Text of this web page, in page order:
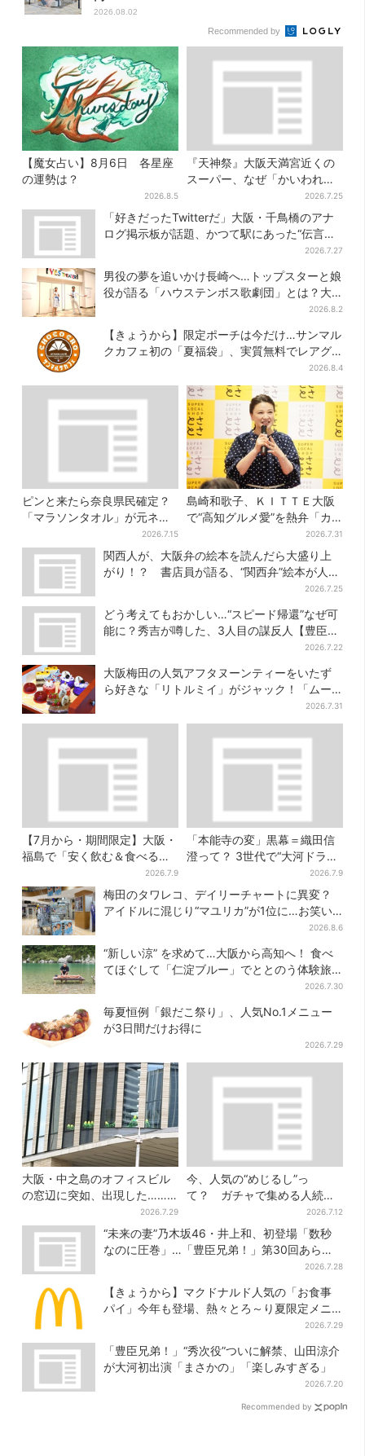
2026.08.02
Recommended by
【魔女占い】8月6日 各星座
の運勢は？
2026.8.5
『天神祭』大阪天満宮近くの
スーパー、なぜ「かいわれ」
が山積み？ 実は昔ながらの食
文化
2026.7.25
「好きだったTwitterだ」大阪・千鳥橋のアナ
ログ掲示板が話題、かつて駅にあった“伝言
2026.7.27
男役の夢を追いかけ長崎へ…トップスターと娘
役が語る「ハウステンボス歌劇団」とは？大
2026.8.2
【きょうから】限定ポーチは今だけ…サンマル
クカフェ初の「夏福袋」、実質無料でレアグ
2026.8.4
ピンと来たら奈良県民確定？
「マラソンタオル」が元ネタ
の汗取りインナー、販売数5万
枚突破
2026.7.15
島崎和歌子、ＫＩＴＴＥ大阪
で“高知グルメ愛”を熱弁「カ
ツオは塩派」「ちくキュウが
おつまみ」
2026.7.31
関西人が、大阪弁の絵本を読んだら大盛り上
がり！？ 書店員が語る、“関西弁”絵本が人気
2026.7.25
どう考えてもおかしい…“スピード帰還”なぜ可
能に？秀吉が噂した、3人目の謀反人【豊臣兄
2026.7.22
大阪梅田の人気アフタヌーンティーをいたず
ら好きな「リトルミイ」がジャック！「ムー
2026.7.31
【7月から・期間限定】大阪・
福島で「安く飲む＆食べる」
お得ワザ → 行列店のパン飲み
セット1100円など……人気店
から4選
2026.7.9
「本能寺の変」黒幕＝織田信
澄って？ 3世代で“大河ドラ
マ”、サラブレッド俳優が熱演
【豊臣兄弟】
2026.7.9
梅田のタワレコ、デイリーチャートに異変？
アイドルに混じり“マユリカ”が1位に…お笑い
2026.8.6
“新しい涼” を求めて…大阪から高知へ！ 食べ
てほぐして「仁淀ブルー」でととのう体験旅
2026.7.30
毎夏恒例「銀だこ祭り」、人気No.1メニュー
が3日間だけお得に
2026.7.29
大阪・中之島のオフィスビル
の窓辺に突如、出現した……
巨大インコ「何かいる」「朝
からビビった」、その正体と
は？
2026.7.29
今、人気の“めじるし”っ
て？ ガチャで集める人続
出…収集家とメーカーに聞い
たヒットの背景
2026.7.12
“未来の妻”乃木坂46・井上和、初登場「数秒
なのに圧巻」…「豊臣兄弟！」第30回あらす
2026.7.28
【きょうから】マクドナルド人気の「お食事
パイ」今年も登場、熱々とろ～り夏限定メニ
2026.7.29
「豊臣兄弟！」“秀次役”ついに解禁、山田涼介
が大河初出演「まさかの」「楽しみすぎる」
2026.7.20
Recommended by